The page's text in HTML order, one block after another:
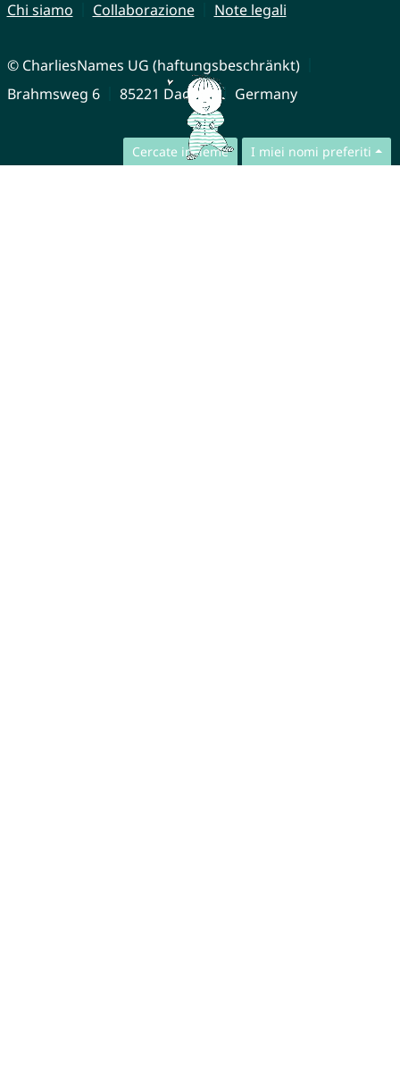
Cercate insieme I miei nomi preferiti
Chi siamo
Collaborazione Note legali
© CharliesNames UG (haftungsbeschränkt)
Brahmsweg 6
85221 Dachau Germany